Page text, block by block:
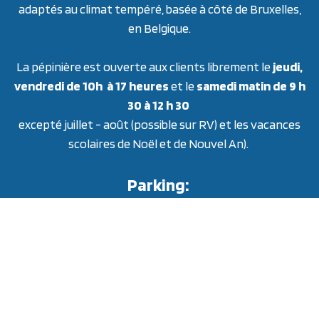
adaptés au climat tempéré, basée à côté de Bruxelles,
en Belgique.
La pépinière est ouverte aux clients librement lejeudi,
vendredi de 10h à 17 heureset lesamedi matin de 9 h
30 à 12 h 30
excepté juillet - août (possible sur RV) et les vacances
scolaires de Noël et de Nouvel An).
Parking: